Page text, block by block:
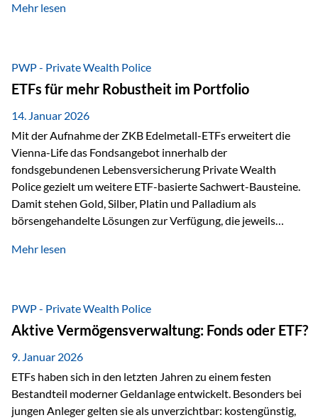
Wealth Police der Vienna-Life lassen sich beide Ansätze
Risikostreuung, Inflationsrobustheit und Stabilisierung. 1)
Die Philosophiefrage: breit oder bewusst? Global investieren
bedeutet: Das Portfolio bildet die Weltmärkte möglichst
breit ab, ohne die…
Mehr lesen
PWP - Private Wealth Police
ETFs für mehr Robustheit im Portfolio
14. Januar 2026
Mit der Aufnahme der ZKB Edelmetall-ETFs erweitert die
Vienna-Life das Fondsangebot innerhalb der
fondsgebundenen Lebensversicherung Private Wealth
Police gezielt um weitere ETF-basierte Sachwert-Bausteine.
Damit stehen Gold, Silber, Platin und Palladium als
börsengehandelte Lösungen zur Verfügung, die jeweils
dabei nicht auf einzelnen Marktmeinungen, sondern auf
Inflationsrobustheit und Stabilisierung – eingebettet in eine
liechtensteinische Versicherungsstruktur. Die
Sicherheitsarchitektur: Liechtenstein als Strukturprinzip Die
Private Wealth Police positioniert sich mit einer dreistufigen
Sicherheitsarchitektur, die auf mehreren Ebenen ansetzt:
Stufe 1: Versicherer-Ebene • Versicherung mit…
Mehr lesen
PWP - Private Wealth Police
Aktive Vermögensverwaltung: Fonds oder ETF?
9. Januar 2026
ETFs haben sich in den letzten Jahren zu einem festen
Bestandteil moderner Geldanlage entwickelt. Besonders bei
jungen Anleger gelten sie als unverzichtbar: kostengünstig,